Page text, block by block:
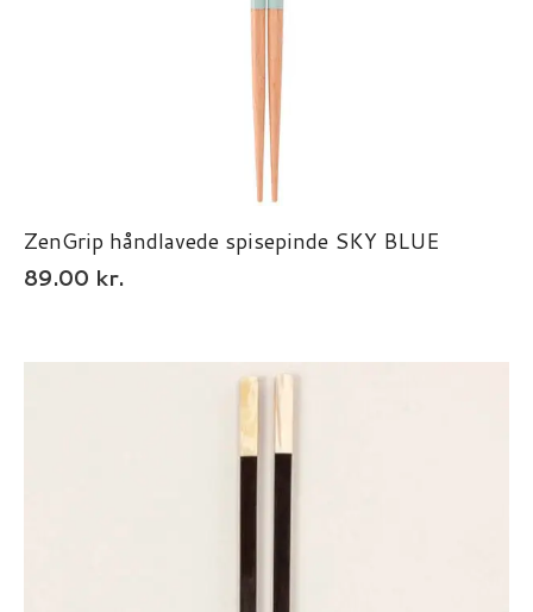
ZenGrip håndlavede spisepinde SKY BLUE
89.00 kr.